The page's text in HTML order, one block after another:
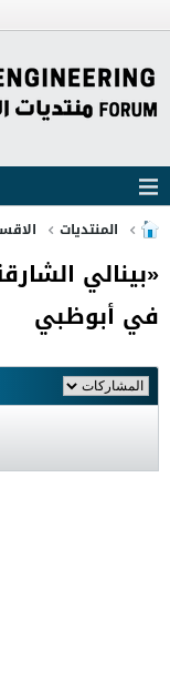
المنتديات
«بينالي
في أبوظبي